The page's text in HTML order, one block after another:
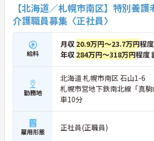
【北海道／札幌市南区】特別養
介護職員募集〈正社員〉
給料
月収 20.9万円～23.7万円程度
年収 284万円～318万円程度
勤務地
北海道 札幌市南区 石山1-6
札幌市営地下鉄南北線「真駒
車10分
雇用形態 正社員(正職員)